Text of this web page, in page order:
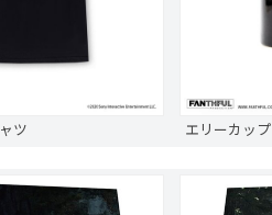
ツ エリーカップ